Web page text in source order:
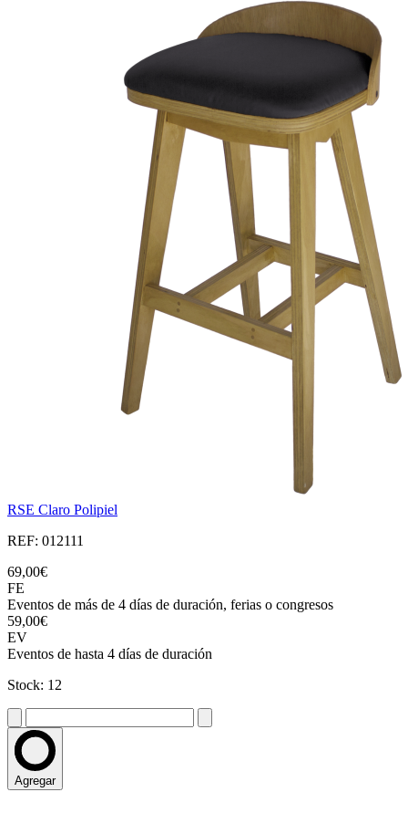
RSE Claro Polipiel
REF: 012111
69,00€
FE
Eventos de más de 4 días de duración, ferias o congresos
59,00€
EV
Eventos de hasta 4 días de duración
Stock: 12
Agregar